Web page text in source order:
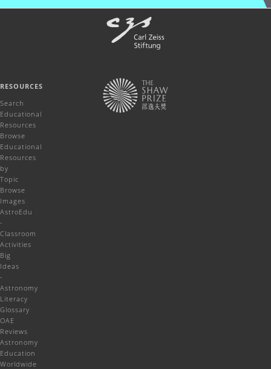
RESOURCES
Search
Educational
Resources
Browse
Educational
Resources
by
Topic
Browse
Images
AstroEdu
-
Classroom
Activities
Big
Ideas
-
Astronomy
Literacy
Glossary
OAE
Reviews
Astronomy
Education
Worldwide